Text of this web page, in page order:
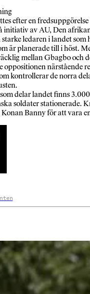
efter en
initiativ av AU, Den
ledaren i landet
är planerade till i höst.
mellan Gbagbo och
oppositionen närstående
kontrollerar de norra
delar landet finns
soldater stationerade.
Banny för att vara